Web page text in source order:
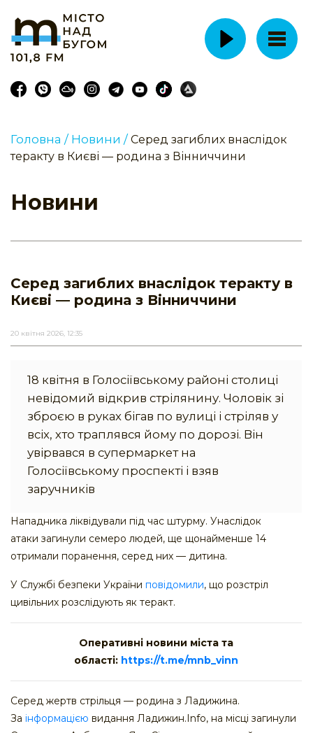
Головна / Новини / Серед загиблих внаслідок
теракту в Києві — родина з Вінниччини
Новини
Серед загиблих внаслідок теракту в
Києві — родина з Вінниччини
20 квітня 2026, 12:35
18 квітня в Голосіївському районі столиці
невідомий відкрив стрілянину. Чоловік зі
зброєю в руках бігав по вулиці і стріляв у
всіх, хто траплявся йому по дорозі. Він
увірвався в супермаркет на
Голосіївському проспекті і взяв
заручників
Нападника ліквідували під час штурму. Унаслідок
атаки загинули семеро людей, ще щонайменше 14
отримали поранення, серед них — дитина.
У Службі безпеки України повідомили, що розстріл
цивільних розслідують як теракт.
Оперативні новини міста та
області: https://t.me/mnb_vinn
Серед жертв стрільця — родина з Ладижина.
За інформацією видання Ладижин.Info, на місці загинули